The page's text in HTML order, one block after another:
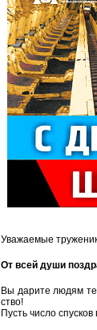
Ува­жа­е­мые
От всей души
Вы да­ри­те людям
ство!
Пусть число